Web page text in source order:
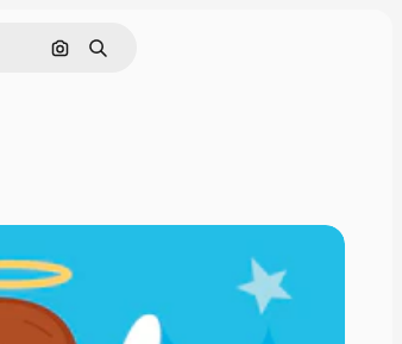
Buscar por imagen
Buscar